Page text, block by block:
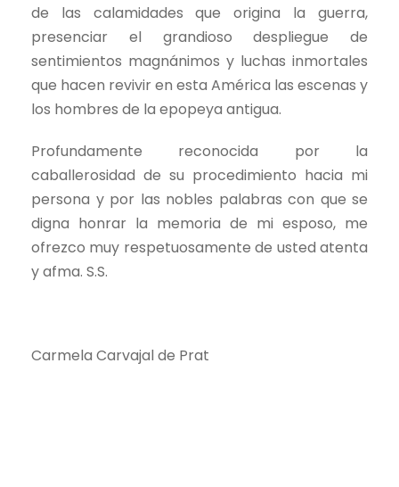
de las calamidades que origina la guerra,
presenciar el grandioso despliegue de
sentimientos magnánimos y luchas inmortales
que hacen revivir en esta América las escenas y
los hombres de la epopeya antigua.
Profundamente reconocida por la
caballerosidad de su procedimiento hacia mi
persona y por las nobles palabras con que se
digna honrar la memoria de mi esposo, me
ofrezco muy respetuosamente de usted atenta
y afma. S.S.
Carmela Carvajal de Prat